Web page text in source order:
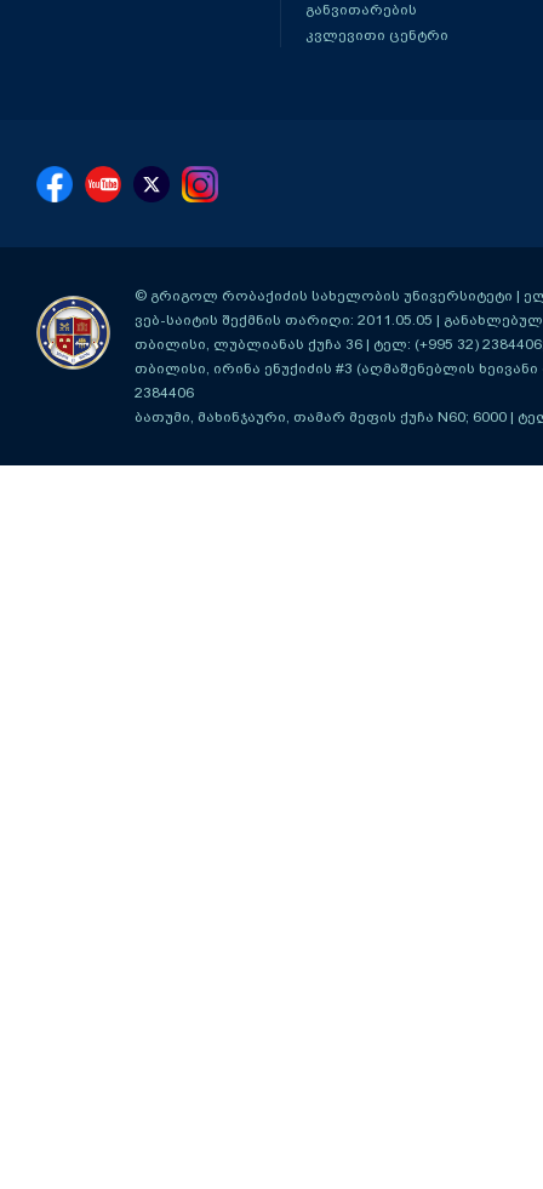
განვითარების
კვლევითი ცენტრი
© გრიგოლ რობაქიძის სახელობის უნივერსიტეტი |
ვებ-საიტის შექმნის თარიღი: 2011.05.05 |
თბილისი, ლუბლიანას ქუჩა 36 | ტელ: (+995 32)
თბილისი, ირინა ენუქიძის #3 (აღმაშენებლის ხეივანი
2384406
ბათუმი, მახინჯაური, თამარ მეფის ქუჩა N60; 6000 |